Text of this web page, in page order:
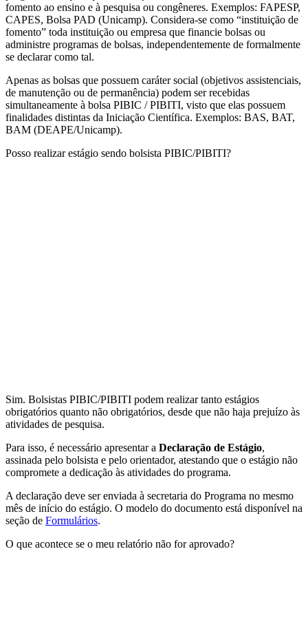
fomento ao ensino e à pesquisa ou congêneres. Exemplos: FAPESP,
CAPES, Bolsa PAD (Unicamp). Considera-se como “instituição de
fomento” toda instituição ou empresa que financie bolsas ou
administre programas de bolsas, independentemente de formalmente
se declarar como tal.
Apenas as bolsas que possuem caráter social (objetivos assistenciais,
de manutenção ou de permanência) podem ser recebidas
simultaneamente à bolsa PIBIC / PIBITI, visto que elas possuem
finalidades distintas da Iniciação Científica. Exemplos: BAS, BAT,
BAM (DEAPE/Unicamp).
Posso realizar estágio sendo bolsista PIBIC/PIBITI?
Sim. Bolsistas PIBIC/PIBITI podem realizar tanto estágios
obrigatórios quanto não obrigatórios, desde que não haja prejuízo às
atividades de pesquisa.
Para isso, é necessário apresentar a Declaração de Estágio,
assinada pelo bolsista e pelo orientador, atestando que o estágio não
compromete a dedicação às atividades do programa.
A declaração deve ser enviada à secretaria do Programa no mesmo
mês de início do estágio. O modelo do documento está disponível na
seção de Formulários.
O que acontece se o meu relatório não for aprovado?